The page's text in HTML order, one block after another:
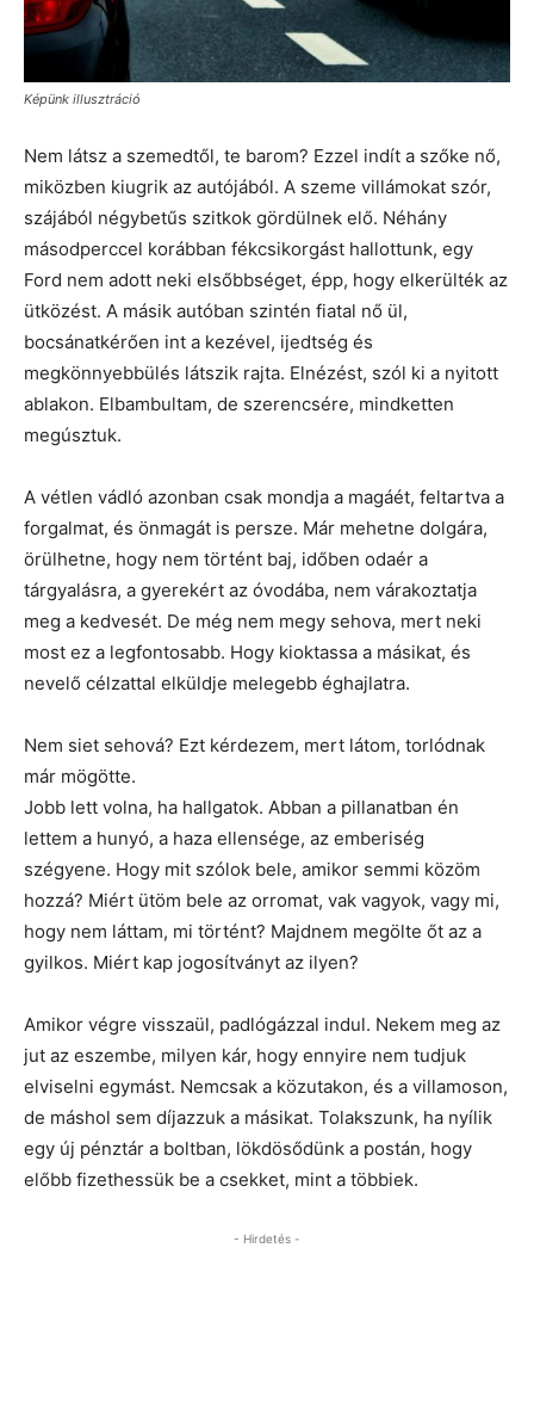
Képünk illusztráció
Nem látsz a szemedtől, te barom? Ezzel indít a szőke nő,
miközben kiugrik az autójából. A szeme villámokat szór,
szájából négybetűs szitkok gördülnek elő. Néhány
másodperccel korábban fékcsikorgást hallottunk, egy
Ford nem adott neki elsőbbséget, épp, hogy elkerülték az
ütközést. A másik autóban szintén fiatal nő ül,
bocsánatkérően int a kezével, ijedtség és
megkönnyebbülés látszik rajta. Elnézést, szól ki a nyitott
ablakon. Elbambultam, de szerencsére, mindketten
megúsztuk.
A vétlen vádló azonban csak mondja a magáét, feltartva a
forgalmat, és önmagát is persze. Már mehetne dolgára,
örülhetne, hogy nem történt baj, időben odaér a
tárgyalásra, a gyerekért az óvodába, nem várakoztatja
meg a kedvesét. De még nem megy sehova, mert neki
most ez a legfontosabb. Hogy kioktassa a másikat, és
nevelő célzattal elküldje melegebb éghajlatra.
Nem siet sehová? Ezt kérdezem, mert látom, torlódnak
már mögötte.
Jobb lett volna, ha hallgatok. Abban a pillanatban én
lettem a hunyó, a haza ellensége, az emberiség
szégyene. Hogy mit szólok bele, amikor semmi közöm
hozzá? Miért ütöm bele az orromat, vak vagyok, vagy mi,
hogy nem láttam, mi történt? Majdnem megölte őt az a
gyilkos. Miért kap jogosítványt az ilyen?
Amikor végre visszaül, padlógázzal indul. Nekem meg az
jut az eszembe, milyen kár, hogy ennyire nem tudjuk
elviselni egymást. Nemcsak a közutakon, és a villamoson,
de máshol sem díjazzuk a másikat. Tolakszunk, ha nyílik
egy új pénztár a boltban, lökdösődünk a postán, hogy
előbb fizethessük be a csekket, mint a többiek.
- Hirdetés -